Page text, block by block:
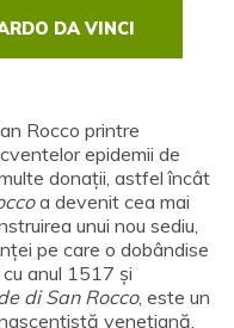
DA VINCI
Rocco printre
epidemii de
donații, astfel încât
a devenit cea mai
unui nou sediu,
pe care o dobândise
anul 1517 și
di San Rocco, este un
venețiană.